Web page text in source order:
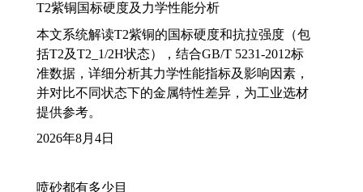
T2紫铜国标硬度及力学性能分析
本文系统解读T2紫铜的国标硬度和抗拉强度（包
括T2及T2_1/2H状态），结合GB/T 5231-2012标
准数据，详细分析其力学性能指标及影响因素，
并对比不同状态下的金属特性差异，为工业选材
提供参考。
2026年8月4日
喷砂都有多少目